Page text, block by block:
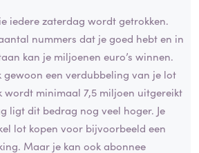
iedere zaterdag wordt getrokken.
nummers dat je goed hebt en in
kan je miljoenen euro’s winnen.
gewoon een verdubbeling van je lot
wordt minimaal 7,5 miljoen uitgereikt
ligt dit bedrag nog veel hoger. Je
lot kopen voor bijvoorbeeld een
Maar je kan ook abonnee